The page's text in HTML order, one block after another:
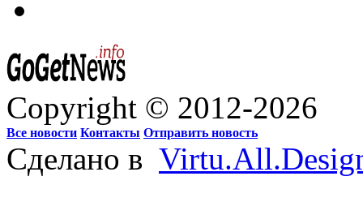
Copyright © 2012-2026
Все новости Контакты Отправить новость
Сделано в